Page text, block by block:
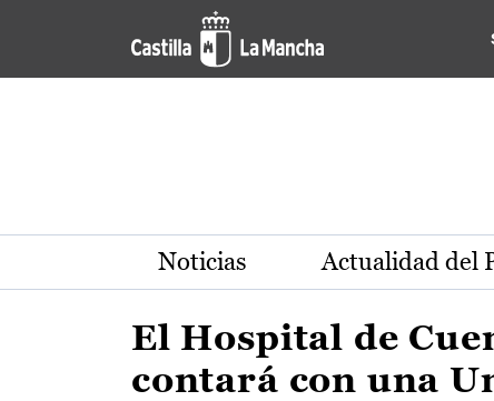
Pasar al contenido principal
Actualidad de la región de
Noticias Actualidad del
El Hospital de
contará con una